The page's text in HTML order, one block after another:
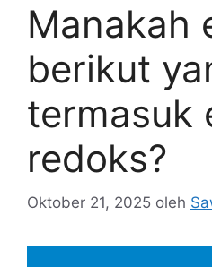
Manakah
berikut
termasuk
redoks?
Oktober 21, 2025 oleh